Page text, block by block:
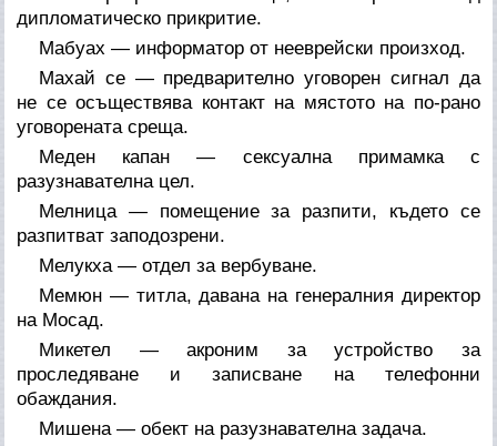
дипломатическо прикритие.
Мабуах — информатор от нееврейски произход.
Махай се — предварително уговорен сигнал да
не се осъществява контакт на мястото на по-рано
уговорената среща.
Меден капан — сексуална примамка с
разузнавателна цел.
Мелница — помещение за разпити, където се
разпитват заподозрени.
Мелукха — отдел за вербуване.
Мемюн — титла, давана на генералния директор
на Мосад.
Микетел — акроним за устройство за
проследяване и записване на телефонни
обаждания.
Мишена — обект на разузнавателна задача.